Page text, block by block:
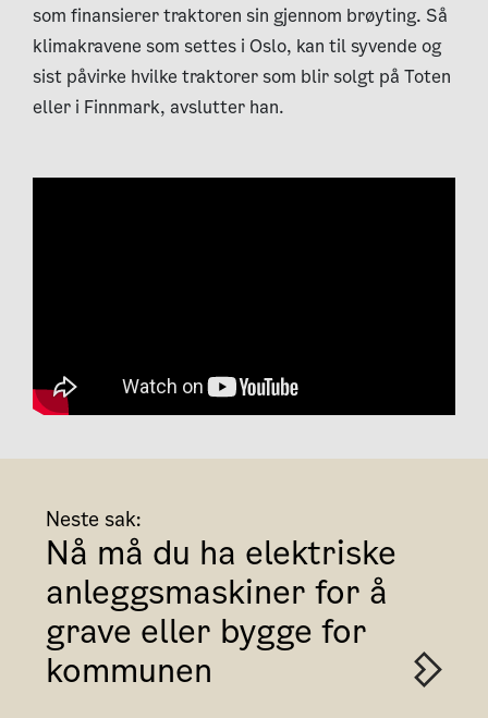
som finansierer traktoren sin gjennom brøyting. Så
klimakravene som settes i Oslo, kan til syvende og
sist påvirke hvilke traktorer som blir solgt på Toten
eller i Finnmark, avslutter han.
Neste sak:
Nå må du ha elektriske
anleggsmaskiner for å
grave eller bygge for
kommunen